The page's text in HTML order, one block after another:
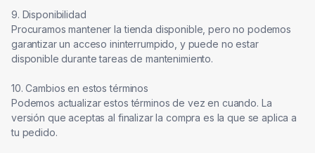
9. Disponibilidad
Procuramos mantener la tienda disponible, pero no podemos
garantizar un acceso ininterrumpido, y puede no estar
disponible durante tareas de mantenimiento.
10. Cambios en estos términos
Podemos actualizar estos términos de vez en cuando. La
versión que aceptas al finalizar la compra es la que se aplica a
tu pedido.